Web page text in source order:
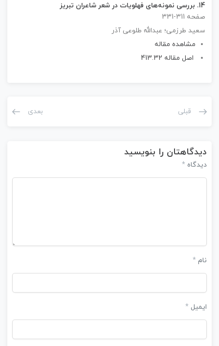
14. بررسی نمونه‌های فهلویات در شعر شاعران تبریز
صفحه 311-331
سعید طرزمی؛ عبدالله طلوعی آذر
مشاهده مقاله
اصل مقاله 413.32
قبلی بعدی
دیدگاهتان را بنویسید
دیدگاه *
نام *
ایمیل *